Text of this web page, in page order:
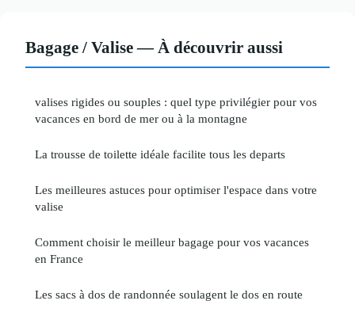
Bagage / Valise — À découvrir aussi
valises rigides ou souples : quel type privilégier pour vos
vacances en bord de mer ou à la montagne
La trousse de toilette idéale facilite tous les departs
Les meilleures astuces pour optimiser l'espace dans votre
valise
Comment choisir le meilleur bagage pour vos vacances
en France
Les sacs à dos de randonnée soulagent le dos en route